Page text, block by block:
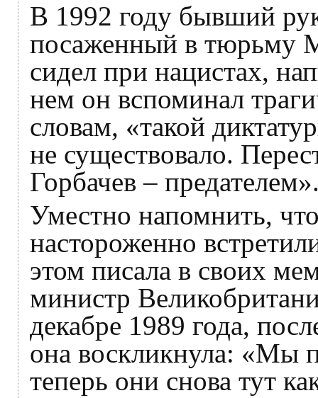
В 1992 году бывший
посаженный в тюрьму
сидел при нацистах,
нем он вспоминал
словам, «такой
не существовало.
Горбачев –
Уместно напомнить,
настороженно
этом писала в своих
министр
декабре 1989 года,
она воскликнула: «Мы
теперь они снова тут